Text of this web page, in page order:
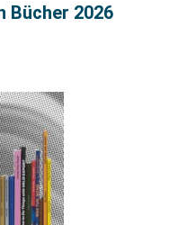
Bücher 2026